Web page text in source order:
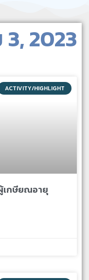
2023
ACTIVITY/HIGHLIGHT
เกษียณอายุ